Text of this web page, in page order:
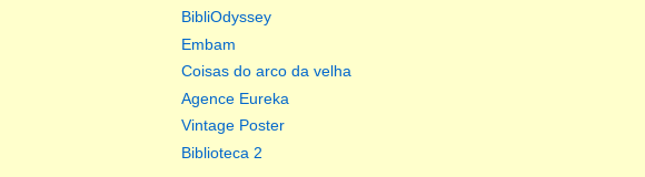
BibliOdyssey
Embam
Coisas do arco da velha
Agence Eureka
Vintage Poster
Biblioteca 2